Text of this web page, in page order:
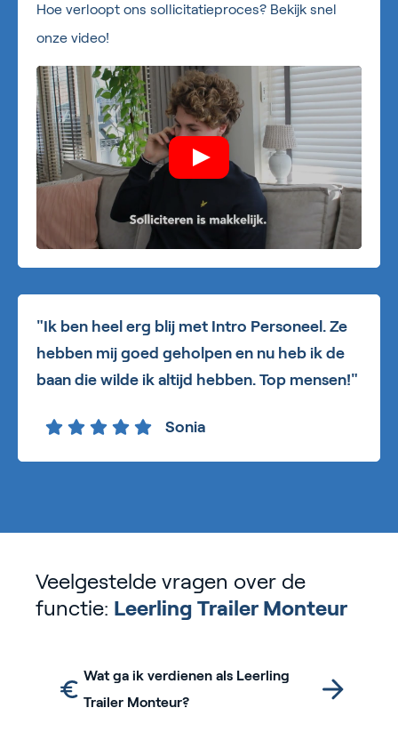
Hoe verloopt ons sollicitatieproces? Bekijk snel
onze video!
"Ik ben heel erg blij met Intro Personeel. Ze
hebben mij goed geholpen en nu heb ik de
baan die wilde ik altijd hebben. Top mensen!"
Sonia
Veelgestelde vragen over de
functie: Leerling Trailer Monteur
Wat ga ik verdienen als Leerling
Trailer Monteur?